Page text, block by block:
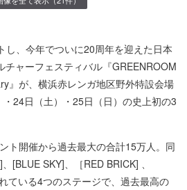
し、今年でついに20周年を迎えた日本
チャーフェスティバル『GREENROOM
』が、横浜赤レンガ地区野外特設会場
24日（土）・25日（日）の史上初の3
ト開催から過去最大の合計15万人。同
[BLUE SKY]、［RED BRICK] 、
ている4つのステージで、過去最高の